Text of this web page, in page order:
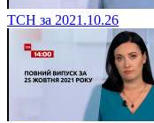
ТСН за 2021.10.26